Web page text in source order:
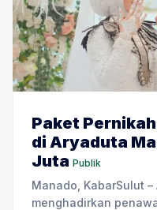
Paket
di Aryaduta
Juta Publik
Manado, KabarSulut
menghadirkan